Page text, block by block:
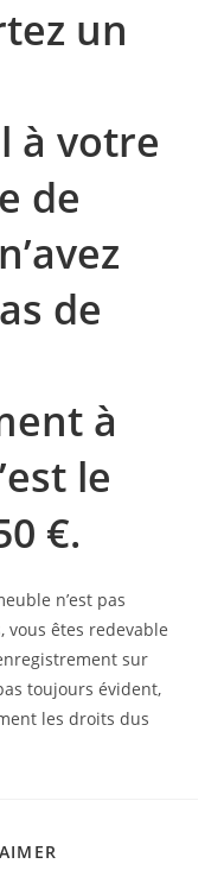
un
à votre
de
de
à
le
€.
n’est pas
êtes redevable
sur
toujours évident,
les droits dus